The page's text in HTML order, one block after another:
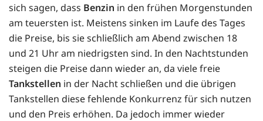
sich sagen, dass Benzin in den frühen Morgenstunden
am teuersten ist. Meistens sinken im Laufe des Tages
die Preise, bis sie schließlich am Abend zwischen 18
und 21 Uhr am niedrigsten sind. In den Nachtstunden
steigen die Preise dann wieder an, da viele freie
Tankstellen in der Nacht schließen und die übrigen
Tankstellen diese fehlende Konkurrenz für sich nutzen
und den Preis erhöhen. Da jedoch immer wieder